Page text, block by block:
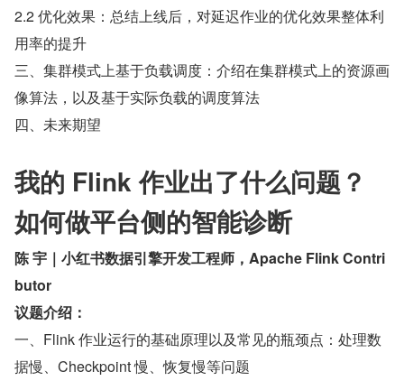
2.2 优化效果：总结上线后，对延迟作业的优化效果整体利
用率的提升
三、集群模式上基于负载调度：介绍在集群模式上的资源画
像算法，以及基于实际负载的调度算法
四、未来期望
我的 Flink 作业出了什么问题？
如何做平台侧的智能诊断
陈 宇｜小红书数据引擎开发工程师，Apache Flink Contri
butor
议题介绍：
一、Flink 作业运行的基础原理以及常见的瓶颈点：处理数
据慢、Checkpoint 慢、恢复慢等问题